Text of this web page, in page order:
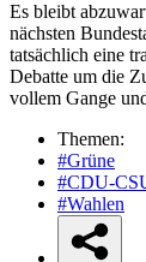
Es bleibt
nächsten
tatsächlich eine
Debatte um die
vollem Gange
Themen:
#Grüne
#CDU-
#Wahlen